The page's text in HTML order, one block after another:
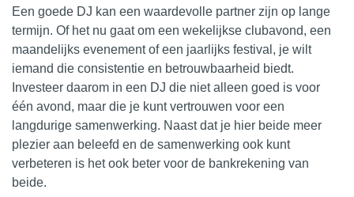
Een goede DJ kan een waardevolle partner zijn op lange
termijn. Of het nu gaat om een wekelijkse clubavond, een
maandelijks evenement of een jaarlijks festival, je wilt
iemand die consistentie en betrouwbaarheid biedt.
Investeer daarom in een DJ die niet alleen goed is voor
één avond, maar die je kunt vertrouwen voor een
langdurige samenwerking. Naast dat je hier beide meer
plezier aan beleefd en de samenwerking ook kunt
verbeteren is het ook beter voor de bankrekening van
beide.